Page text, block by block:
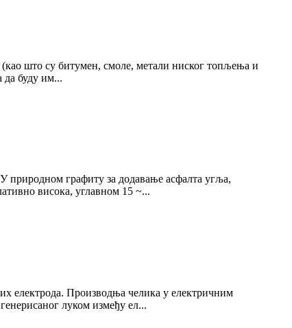
што су битумен, смоле, метали ниског топљења и
да буду им...
природном графиту за додавање асфалта угља,
висока, углавном 15 ~...
електрода. Производња челика у електричним
луком између ел...